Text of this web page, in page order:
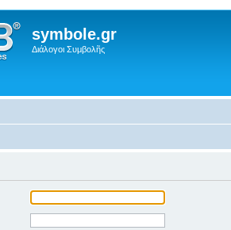
symbole.gr
Διάλογοι Συμβολῆς